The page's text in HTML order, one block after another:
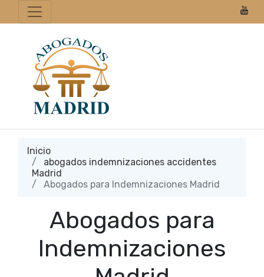
Inicio
abogados indemnizaciones accidentes
Madrid
Abogados para Indemnizaciones Madrid
Abogados para
Indemnizaciones